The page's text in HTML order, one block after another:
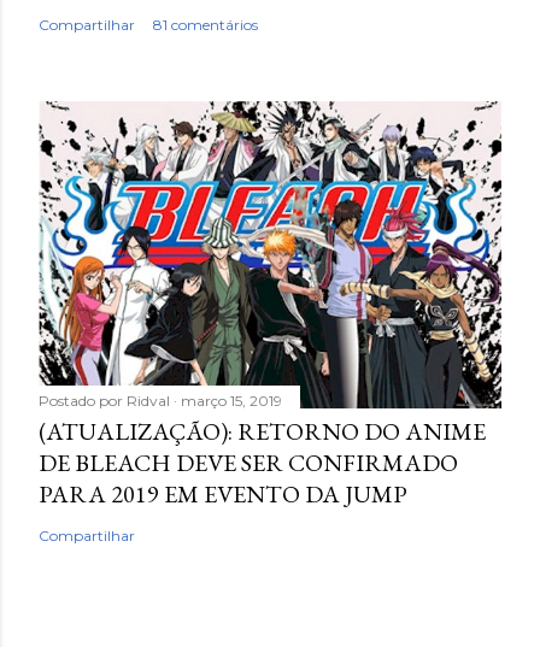
Compartilhar 81 comentários
Postado por Ridval março 15, 2019
(ATUALIZAÇÃO): RETORNO DO ANIME
DE BLEACH DEVE SER CONFIRMADO
PARA 2019 EM EVENTO DA JUMP
Compartilhar